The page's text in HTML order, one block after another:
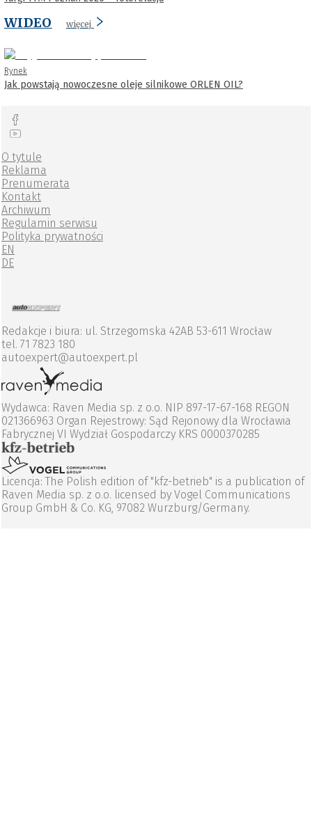
WIDEO więcej
Rynek
Jak powstają nowoczesne oleje silnikowe ORLEN OIL?
O tytule
Reklama
Prenumerata
Kontakt
Archiwum
Regulamin serwisu
Polityka prywatności
EN
DE
Redakcje i biura: ul. Strzegomska 42AB 53-611 Wrocław
tel. 71 7823 180
autoexpert@autoexpert.pl
Wydawca: Raven Media sp. z o.o. NIP 897-17-67-168 REGON
021366963 Organ Rejestrowy: Sąd Rejonowy dla Wrocławia
Fabrycznej VI Wydział Gospodarczy KRS 0000370285
Licencja: The Polish edition of "kfz-betrieb" is a publication of
Raven Media sp. z o.o. licensed by Vogel Communications
Group GmbH & Co. KG, 97082 Wurzburg/Germany.